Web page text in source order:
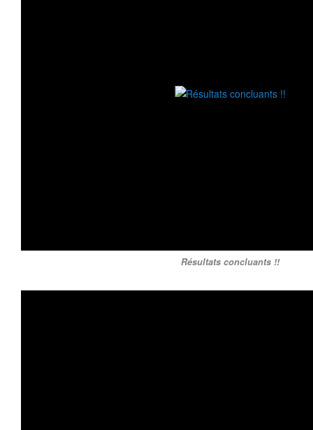
Résultats concluants !!